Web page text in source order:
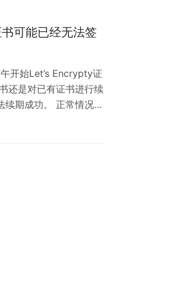
可能已经无法签
开始Let’s Encrypty证
还是对已有证书进行续
期成功。 正常情况下
，但如果接下来无法